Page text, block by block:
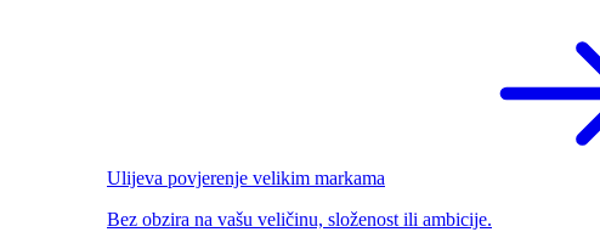
Ulijeva povjerenje velikim markama
Bez obzira na vašu veličinu, složenost ili ambicije.